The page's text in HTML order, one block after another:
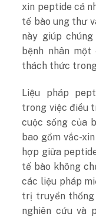
xin peptide cá
tế bào ung thư
này giúp
bệnh nhân
thách thức
Liệu pháp
trong việc điều
cuộc sống của
bao gồm vắc-
hợp giữa
tế bào không
các liệu pháp
trị truyền
nghiên cứu và